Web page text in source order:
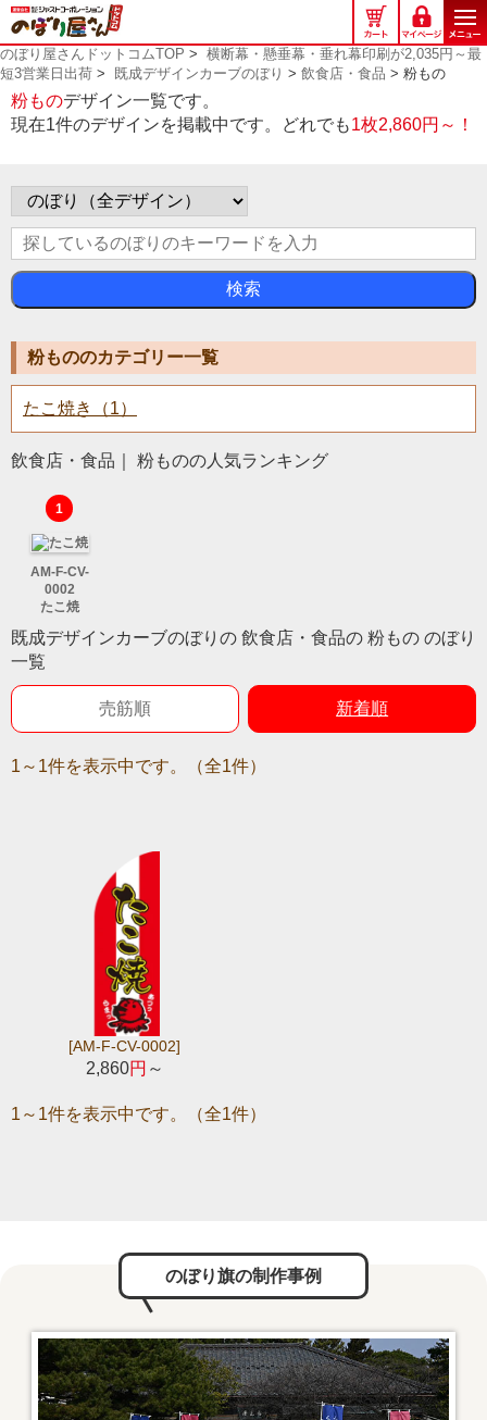
の
ぼ
り
屋
さ
ん
コ
のぼり屋さんドットコムTOP > 横断幕・懸垂幕・垂れ幕印刷が2,035円～最
短3営業日出荷 > 既成デザインカーブのぼり > 飲食店・食品 > 粉もの
粉ものデザイン一覧です。
現在1件のデザインを掲載中です。どれでも1枚2,860円～！
検索
粉もののカテゴリー一覧
たこ焼き（1）
飲食店・食品｜ 粉ものの人気ランキング
1
AM-F-CV-
0002
たこ焼
既成デザインカーブのぼりの 飲食店・食品の 粉もの のぼり
一覧
売筋順 新着順
1～1件を表示中です。（全1件）
[AM-F-CV-0002]
2,860円 ～
1～1件を表示中です。（全1件）
のぼり旗の制作事例